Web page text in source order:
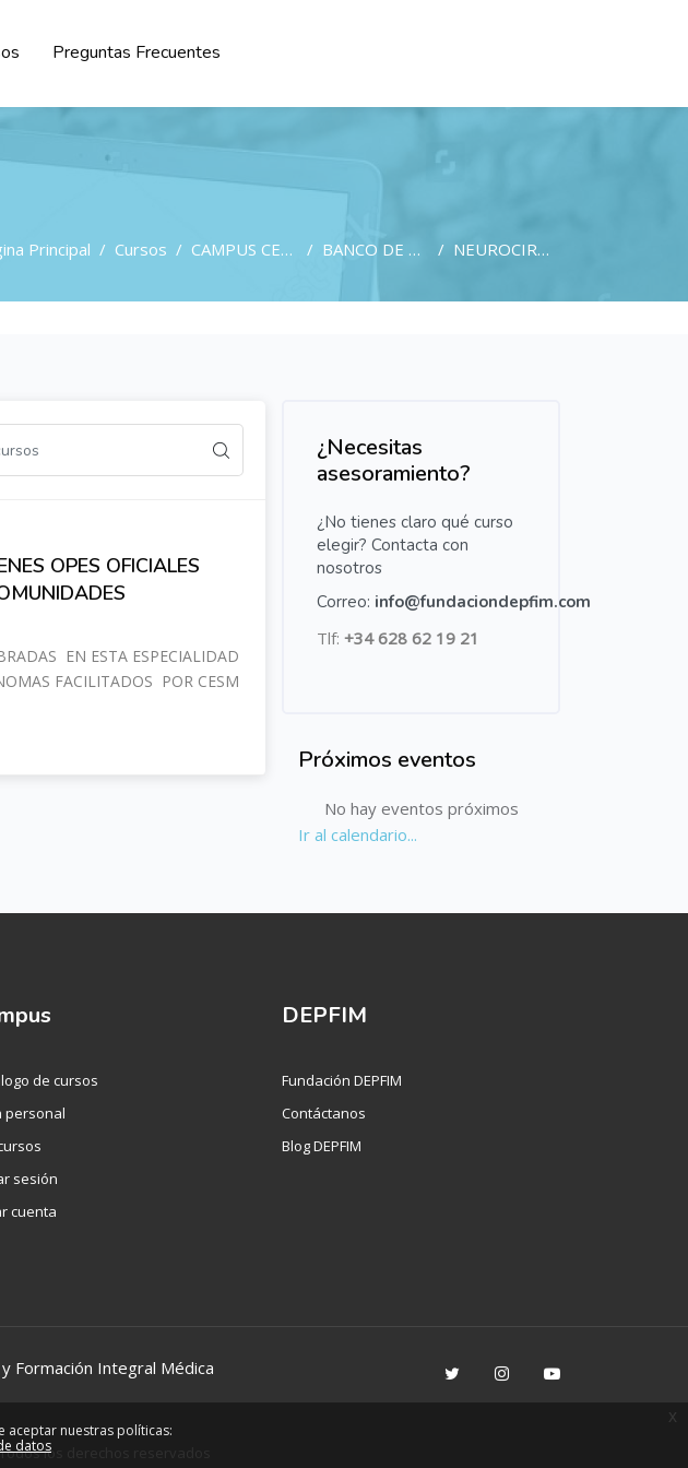
Preguntas Frecuentes
Principal Cursos CAMPUS CESM FORMACIÓN BANCO DE EXÁMENES POR ESPECIALIDADES GRATUITO PARA AFILIADOS A CESM NEUROCIRUGÍA
OPES OFICIALES
EN ESTA ESPECIALIDAD
FACILITADOS POR CESM
¿Necesitas
asesoramiento?
¿No tienes claro qué curso
elegir? Contacta con
nosotros
Correo: info@fundaciondepfim.com
Tlf: +34 628 62 19 21
Salta Próximos eventos
Próximos eventos
No hay eventos próximos
Ir al calendario...
de cursos
personal
sesión
cuenta
DEPFIM
Fundación DEPFIM
Contáctanos
Blog DEPFIM
Formación Integral Médica
los derechos reservados
aceptar nuestras políticas:
datos
x